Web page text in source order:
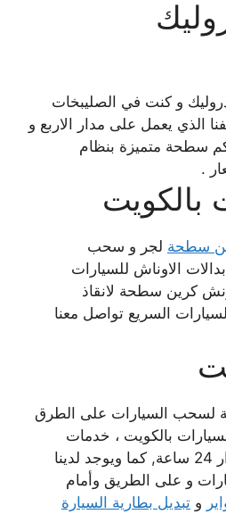
و كنت في الصليبخات
الذي يعمل على مدار الاربع و
سطحة متميزة بنظام
.
بالكويت
سطحة لجر و سحب
الاوناش للسيارات
كرين سطحة لانقاذ
السريع تواصل معنا
السيارات على الطرق
بالكويت ، خدمات
و على الطريق وأمام
و تبديل بطارية السيارة